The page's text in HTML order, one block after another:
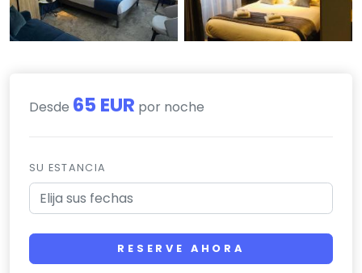
Desde 65 EUR por noche
SU ESTANCIA
RESERVE AHORA